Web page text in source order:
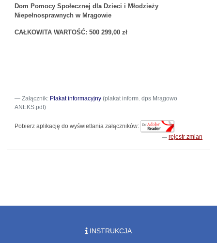
Dom Pomocy Społecznej dla Dzieci i Młodzieży
Niepełnosprawnych w Mrągowie
CAŁKOWITA WARTOŚĆ: 500 299,00 zł
Załącznik: Plakat informacyjny (plakat inform. dps Mrągowo
ANEKS.pdf)
Pobierz aplikację do wyświetlania załączników:
rejestr zmian
INSTRUKCJA